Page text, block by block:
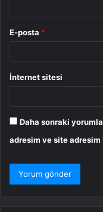
E-posta *
İnternet sitesi
Daha sonraki
adresim ve site adresim